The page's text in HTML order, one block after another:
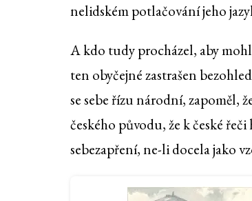
nelidském potlačování jeho
A kdo tudy procházel, aby
ten obyčejné zastrašen
se sebe řízu národní, zapoměl,
českého původu, že k české
sebezapření, ne-li docela jako